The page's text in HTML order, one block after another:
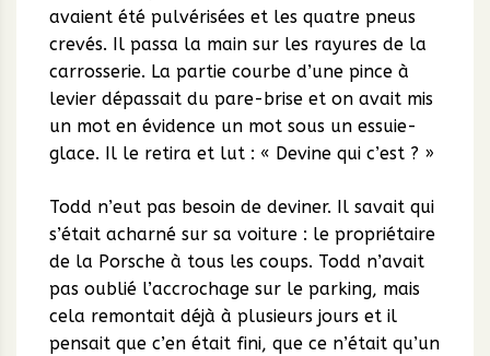
avaient été pulvérisées et les quatre pneus
crevés. Il passa la main sur les rayures de la
carrosserie. La partie courbe d’une pince à
levier dépassait du pare-brise et on avait mis
un mot en évidence un mot sous un essuie-
glace. Il le retira et lut : « Devine qui c’est ? »
Todd n’eut pas besoin de deviner. Il savait qui
s’était acharné sur sa voiture : le propriétaire
de la Porsche à tous les coups. Todd n’avait
pas oublié l’accrochage sur le parking, mais
cela remontait déjà à plusieurs jours et il
pensait que c’en était fini, que ce n’était qu’un